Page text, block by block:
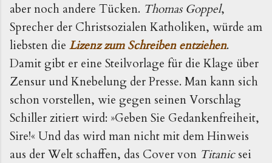
aber noch andere Tücken. Thomas Goppel,
Sprecher der Christsozialen Katholiken, würde am
liebsten die Lizenz zum Schreiben entziehen.
Damit gibt er eine Steilvorlage für die Klage über
Zensur und Knebelung der Presse. Man kann sich
schon vorstellen, wie gegen seinen Vorschlag
Schiller zitiert wird: »Geben Sie Gedankenfreiheit,
Sire!« Und das wird man nicht mit dem Hinweis
aus der Welt schaffen, das Cover von Titanic sei